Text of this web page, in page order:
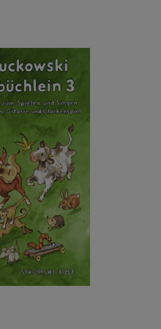
sich jeder junge
Einfühlsam und
die Unsicherheit
genommen und
Leichtigkeit auf
ab der 3. Klasse
Musical aufführen
eine
ist nicht im Kauf
Ihr könnt sie unter
erwerben:
ach_du_meine_tuete